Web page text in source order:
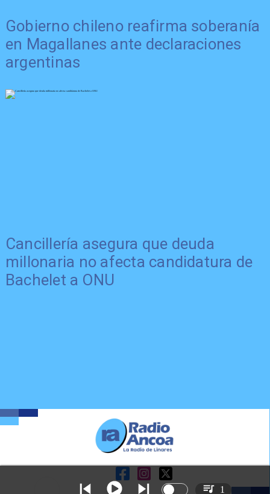
Gobierno chileno reafirma soberanía
en Magallanes ante declaraciones
argentinas
Cancillería asegura que deuda
millonaria no afecta candidatura de
Bachelet a ONU
1